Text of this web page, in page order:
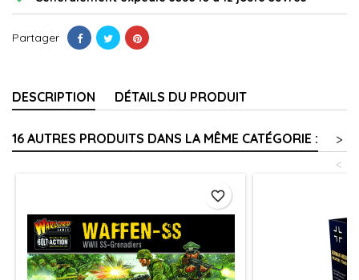
Partager
DESCRIPTION DÉTAILS DU PRODUIT
16 AUTRES PRODUITS DANS LA MÊME CATÉGORIE :
>
<
favorite_border